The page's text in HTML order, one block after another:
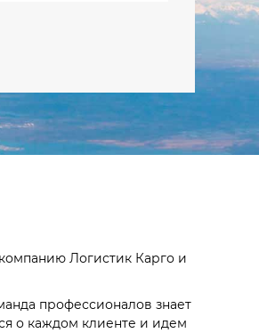
Логистик Карго и
профессионалов знает
о каждом клиенте и идем